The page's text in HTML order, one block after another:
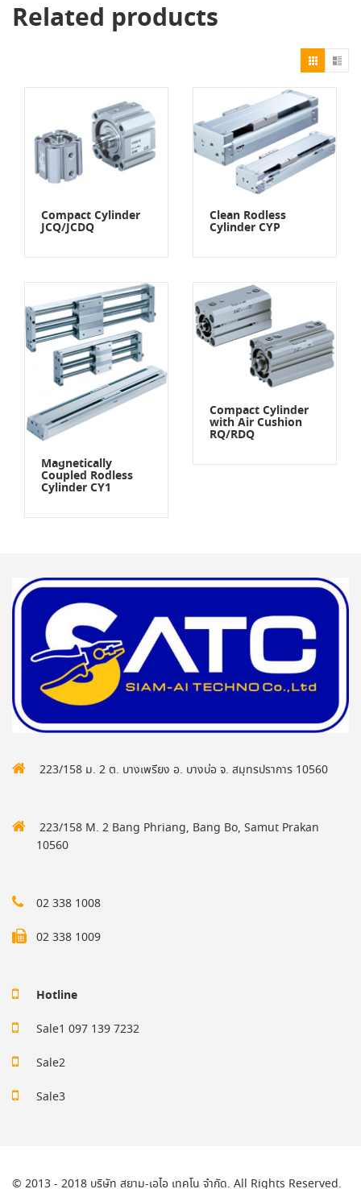
Related products
Compact Cylinder
JCQ/JCDQ
Clean Rodless
Cylinder CYP
Magnetically
Coupled Rodless
Cylinder CY1
Compact Cylinder
with Air Cushion
RQ/RDQ
223/158 ม. 2 ต. บางเพรียง อ. บางบ่อ จ. สมุทรปราการ 10560
223/158 M. 2 Bang Phriang, Bang Bo, Samut Prakan
10560
02 338 1008
02 338 1009
Hotline
Sale1 097 139 7232
Sale2
Sale3
© 2013 - 2018 บริษัท สยาม-เอไอ เทคโน จำกัด. All Rights Reserved.